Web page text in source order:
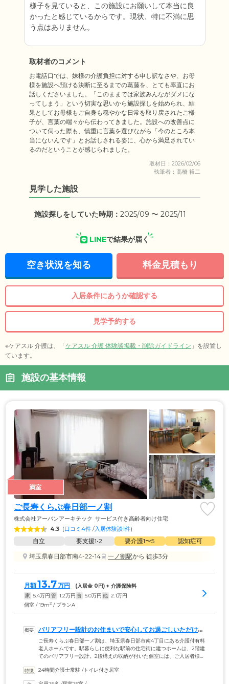
様子を見ていると、この施設にお願いして本当に良
かったと感じているからです。現状、特に不満に思
う点はありません。
取材者のコメント
お電話口では、妹様の介護負担に対する申し訳なさや、お母
様を施設へ預ける決断に至るまでの葛藤を、とても率直にお
話しくださいました。「このままでは家族みんながダメにな
ってしまう」という切実な思いから施設探しを始められ、結
果としてお母様もご自身も穏やかな日常を取り戻されたご様
子が、言葉の端々から伝わってきました。施設への改善点に
ついて伺った際も、慎重に言葉を選びながら「今のところ本
当にないんです」とお話しされる姿に、心から満足されてい
るのだということが感じられました。
取材日：2026/02/06
執筆者：高橋 裕二
見学した施設
施設探しをしていた時期： 2025/09 〜 2025/11
LINEで結果が届く
空き状況を知る 料金見積もり
入居条件にあうか確認する
見学予約する
※ケアスル 介護は、「ケアスル 介護 体験談掲載・削除ガイドライン 」を設置し
ています。
施設の基本情報
満室
ご長寿くらぶ春日部一ノ割
株式会社アーバンアーキテック サービス付き高齢者向け住宅
4.3 (口コミ4件 /入居体験談1件)
自立 要支援1•2 要介護1〜5
認知症可
埼玉県春日部市南4-22-14
一ノ割駅から 徒歩3分
月額13.7万円 (入居金 0円) + 介護保険料
家 5.4万円 管 1.2万円 食 5.0万円 他 2.1万円
個室 / 19m2 / プランA
バリアフリー設計のお住まいで安心してお過ごしいただけま
す
ご長寿くらぶ春日部一ノ割は、埼玉県春日部市南4丁目にある介護付有料
老人ホームです。駅暮らしに便利な駅前の住宅街に建つホームは、2階建
てのバリアフリー設計。2段構えの収納が付いた個室には、ご入居者様が
護用ベッドのレンタルもご利用可能ですので、日々の充実にお役立てく
24時間介護士常駐 /トイレ付き居室